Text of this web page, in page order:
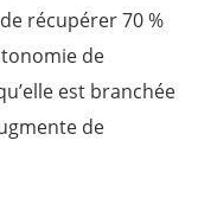
récupérer 70 %
de
est branchée
de